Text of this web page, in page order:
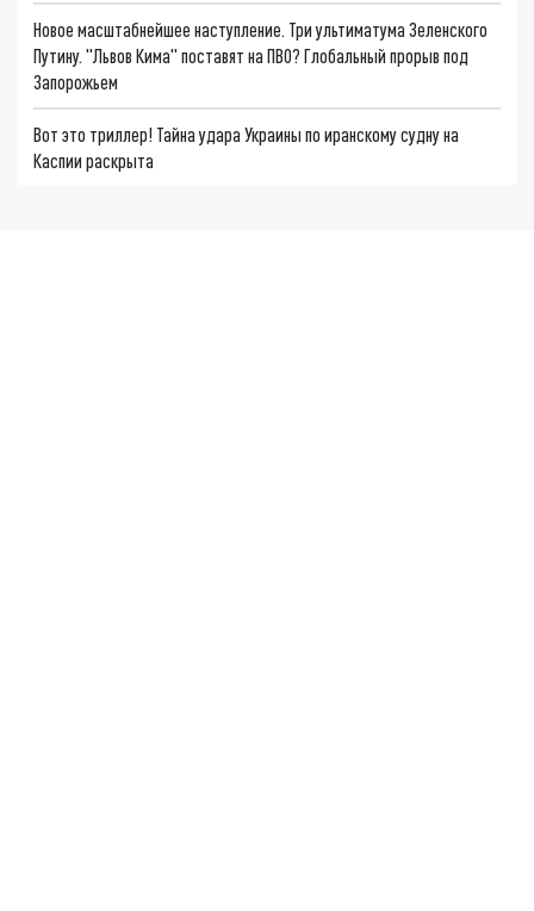
Новое масштабнейшее наступление. Три ультиматума Зеленского
Путину. "Львов Кима" поставят на ПВО? Глобальный прорыв под
Запорожьем
Вот это триллер! Тайна удара Украины по иранскому судну на
Каспии раскрыта